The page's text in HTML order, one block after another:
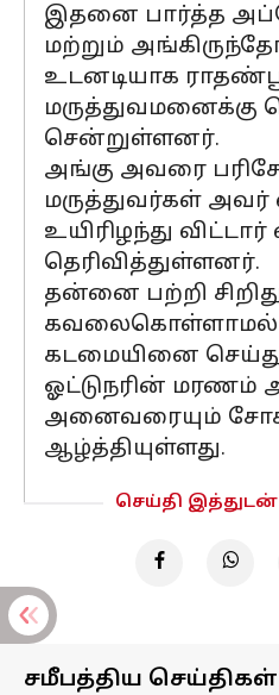
இதனை பார்த்த
மற்றும்
உடனடியாக
சென்றுள்ளனர்.
அங்கு அவரை
மருத்துவர்கள்
உயிரிழந்து
தெரிவித்துள்ளனர்.
தன்னை பற்றி
கவலைகொள்ளாமல்
கடமையினை செய்து
ஓட்டுநரின் மரணம்
அனைவரையும்
ஆழ்த்தியுள்ளது.
செய்தி இத்துடன்
சமீபத்திய செய்திகள்